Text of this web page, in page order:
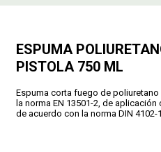
ESPUMA
PISTOLA 750 ML
Espuma corta fuego de
la norma EN 13501-2, de
de acuerdo con la norma DIN 4102-1
FORMAS